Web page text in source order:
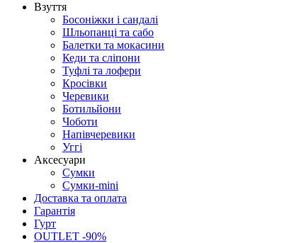
Взуття
Босоніжки і сандалі
Шльопанці та сабо
Балетки та мокасини
Кеди та сліпони
Туфлі та лофери
Кросівки
Черевики
Ботильйони
Чоботи
Напівчеревики
Уггі
Аксесуари
Сумки
Сумки-mini
Доставка та оплата
Гарантія
Гурт
OUTLET -90%